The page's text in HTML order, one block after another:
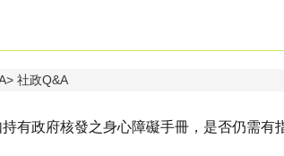
社政Q&A
有政府核發之身心障礙手冊，是否仍需有